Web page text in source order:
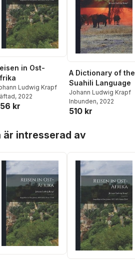
in Ost-
Ludwig Krapf
, 2022
kr
A Dictionary of the
Suahili Language
Johann Ludwig Krapf
Inbunden, 2022
510 kr
är intresserad av